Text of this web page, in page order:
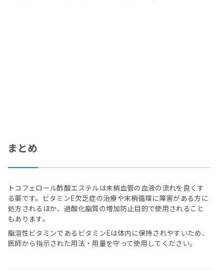
まとめ
トコフェロール酢酸エステルは末梢血管の血液の流れを良くす
る薬です。ビタミンE欠乏症の治療や末梢循環に障害がある方に
処方されるほか、過酸化脂質の増加防止目的で使用されること
もあります。
脂溶性ビタミンであるビタミンEは体内に保持されやすいため、
医師から指示された用法・用量を守って使用してください。